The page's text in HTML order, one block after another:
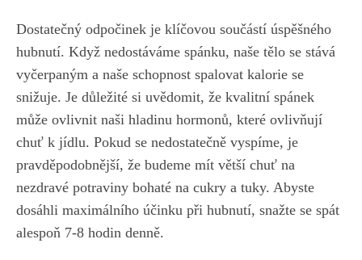
Dostatečný odpočinek ​je klíčovou součástí úspěšného
hubnutí. Když‌ nedostáváme spánku, naše tělo​ se‍ stává
vyčerpaným a ‍naše ‍schopnost spalovat ⁣kalorie se
snižuje. Je důležité si uvědomit, že ‍kvalitní spánek
může ovlivnit⁢ naši hladinu hormonů,‌ které ovlivňují
chuť k jídlu. ‌Pokud‍ se nedostatečně vyspíme, je
pravděpodobnější, že budeme mít větší ​chuť ⁣na
nezdravé ‍potraviny‍ bohaté na cukry a tuky. ​Abyste
dosáhli maximálního účinku při hubnutí,⁤ snažte se spát
alespoň‍ 7-8⁤ hodin‍ denně.